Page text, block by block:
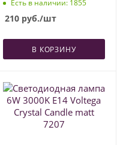
Есть в наличии: 1855
210руб./шт
В КОРЗИНУ